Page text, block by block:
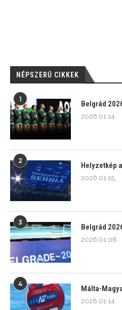
NÉPSZERŰ CIKKEK
1
Belgrád
2026.01.14.
2
Helyzetkép
2026.01.15.
3
Belgrád
2026.01.08.
4
Málta-
2026.01.14.